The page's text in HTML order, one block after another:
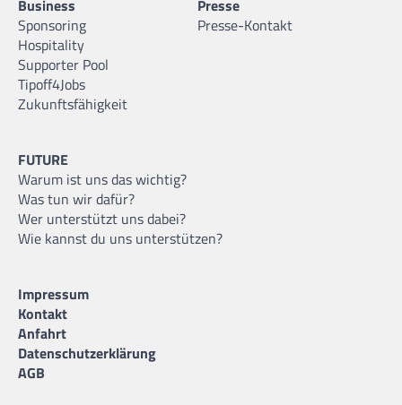
Business
Sponsoring
Hospitality
Supporter Pool
Tipoff4Jobs
Zukunftsfähigkeit
Presse
Presse-Kontakt
FUTURE
Warum ist uns das wichtig?
Was tun wir dafür?
Wer unterstützt uns dabei?
Wie kannst du uns unterstützen?
Impressum
Kontakt
Anfahrt
Datenschutzerklärung
AGB